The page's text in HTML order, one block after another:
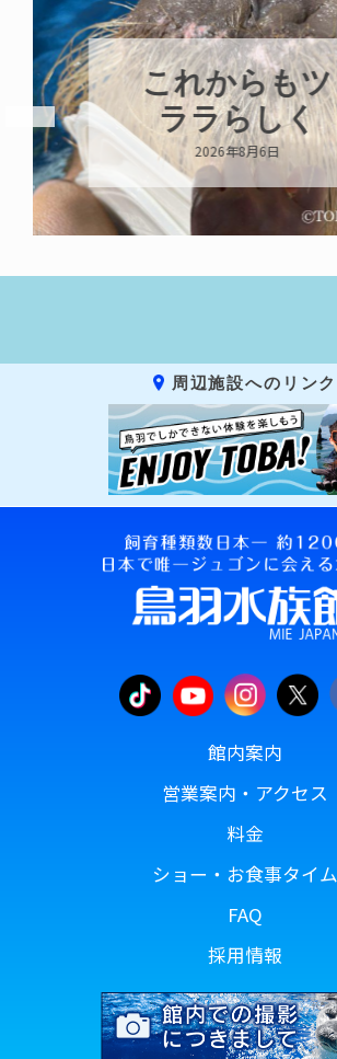
ハロー’s
Birthday!!!
2026年8月6日
周辺施設へのリンク
館内案内
営業案内・アクセス
料金
ショー・お食事タイム
FAQ
採用情報